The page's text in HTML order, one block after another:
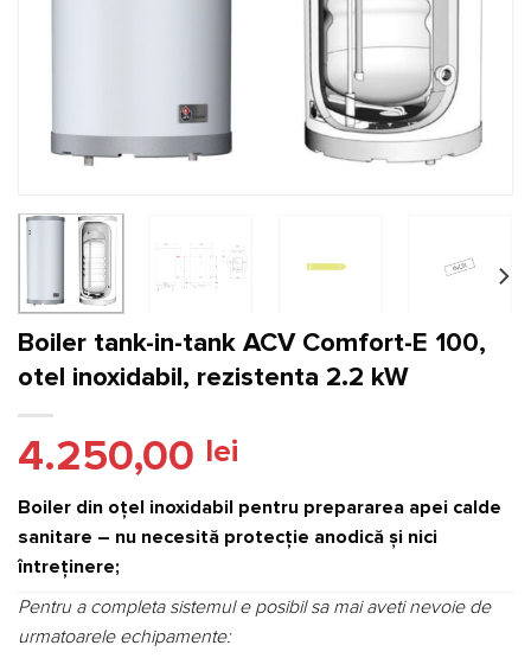
Boiler tank-in-tank ACV Comfort-E 100,
otel inoxidabil, rezistenta 2.2 kW
4.250,00 lei
Boiler din oţel inoxidabil pentru prepararea apei calde
sanitare – nu necesită protecţie anodică şi nici
întreţinere;
Pentru a completa sistemul e posibil sa mai aveti nevoie de
urmatoarele echipamente: